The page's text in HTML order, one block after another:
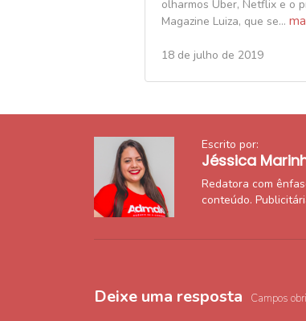
olharmos Uber, Netflix e o
Magazine Luiza, que se...
18 de julho de 2019
Escrito por:
Jéssica
Redatora com
conteúdo.
Deixe uma resposta Campos